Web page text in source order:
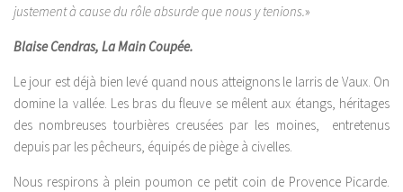
justement à cause du rôle absurde que nous y tenions.»
Blaise Cendras, La Main Coupée.
Le jour est déjà bien levé quand nous atteignons le larris de Vaux. On
domine la vallée. Les bras du fleuve se mêlent aux étangs, héritages
des nombreuses tourbières creusées par les moines, entretenus
depuis par les pêcheurs, équipés de piège à civelles.
Nous respirons à plein poumon ce petit coin de Provence Picarde.